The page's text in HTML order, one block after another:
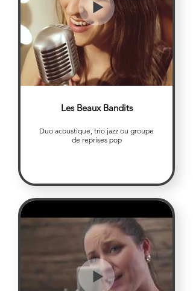
Les Beaux Bandits
Duo acoustique, trio jazz ou groupe
de reprises pop